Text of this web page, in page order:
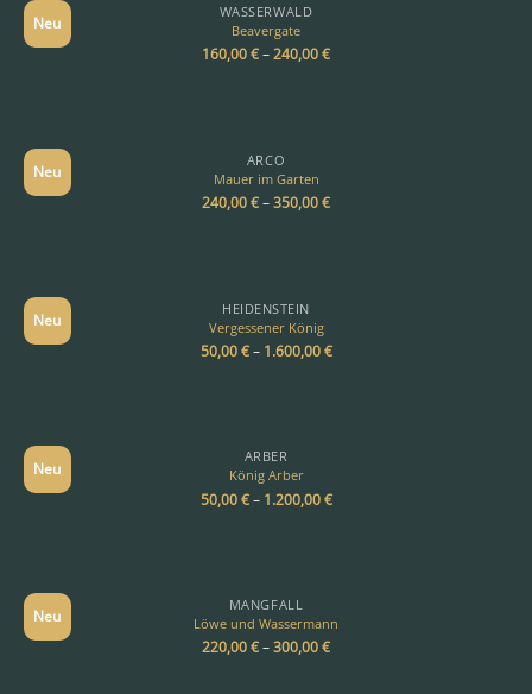
Neu
WASSERWALD
Beavergate
160,00€–240,00€
Neu
ARCO
Mauer im Garten
240,00€–350,00€
Neu
HEIDENSTEIN
Vergessener König
50,00€– 1.600,00€
Neu
ARBER
König Arber
50,00€– 1.200,00€
Neu
MANGFALL
Löwe und Wassermann
220,00€–300,00€